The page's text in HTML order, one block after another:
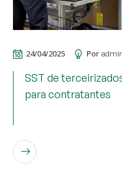
24/04/2025 Por
SST de
para contratantes